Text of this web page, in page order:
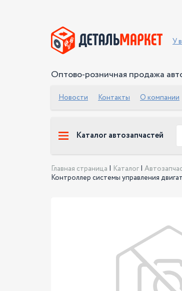
Оптово-розничная продажа
У
Новости Контакты О компании
Каталог автозапчастей
Главная страница | Каталог |
Контроллер системы управления